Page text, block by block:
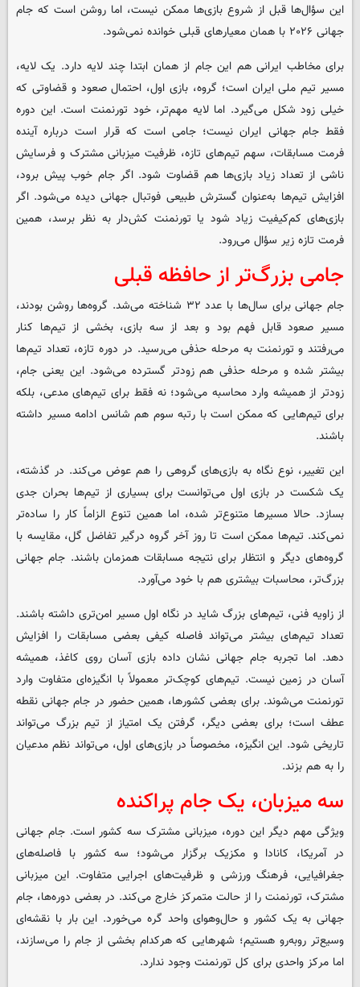
این سؤال‌ها قبل از شروع بازی‌ها ممکن نیست، اما روشن است که جام
جهانی ۲۰۲۶ با همان معیارهای قبلی خوانده نمی‌شود.
برای مخاطب ایرانی هم این جام از همان ابتدا چند لایه دارد. یک لایه،
مسیر تیم ملی ایران است؛ گروه، بازی اول، احتمال صعود و قضاوتی که
خیلی زود شکل می‌گیرد. اما لایه مهم‌تر، خود تورنمنت است. این دوره
فقط جام جهانی ایران نیست؛ جامی است که قرار است درباره آینده
فرمت مسابقات، سهم تیم‌های تازه، ظرفیت میزبانی مشترک و فرسایش
ناشی از تعداد زیاد بازی‌ها هم قضاوت شود. اگر جام خوب پیش برود،
افزایش تیم‌ها به‌عنوان گسترش طبیعی فوتبال جهانی دیده می‌شود. اگر
بازی‌های کم‌کیفیت زیاد شود یا تورنمنت کش‌دار به نظر برسد، همین
فرمت تازه زیر سؤال می‌رود.
جامی بزرگ‌تر از حافظه قبلی
جام جهانی برای سال‌ها با عدد ۳۲ شناخته می‌شد. گروه‌ها روشن بودند،
مسیر صعود قابل فهم بود و بعد از سه بازی، بخشی از تیم‌ها کنار
می‌رفتند و تورنمنت به مرحله حذفی می‌رسید. در دوره تازه، تعداد تیم‌ها
بیشتر شده و مرحله حذفی هم زودتر گسترده می‌شود. این یعنی جام،
زودتر از همیشه وارد محاسبه می‌شود؛ نه فقط برای تیم‌های مدعی، بلکه
برای تیم‌هایی که ممکن است با رتبه سوم هم شانس ادامه مسیر داشته
باشند.
این تغییر، نوع نگاه به بازی‌های گروهی را هم عوض می‌کند. در گذشته،
یک شکست در بازی اول می‌توانست برای بسیاری از تیم‌ها بحران جدی
بسازد. حالا مسیرها متنوع‌تر شده، اما همین تنوع الزاماً کار را ساده‌تر
نمی‌کند. تیم‌ها ممکن است تا روز آخر گروه درگیر تفاضل گل، مقایسه با
گروه‌های دیگر و انتظار برای نتیجه مسابقات همزمان باشند. جام جهانی
بزرگ‌تر، محاسبات بیشتری هم با خود می‌آورد.
از زاویه فنی، تیم‌های بزرگ شاید در نگاه اول مسیر امن‌تری داشته باشند.
تعداد تیم‌های بیشتر می‌تواند فاصله کیفی بعضی مسابقات را افزایش
دهد. اما تجربه جام جهانی نشان داده بازی آسان روی کاغذ، همیشه
آسان در زمین نیست. تیم‌های کوچک‌تر معمولاً با انگیزه‌ای متفاوت وارد
تورنمنت می‌شوند. برای بعضی کشورها، همین حضور در جام جهانی نقطه
عطف است؛ برای بعضی دیگر، گرفتن یک امتیاز از تیم بزرگ می‌تواند
تاریخی شود. این انگیزه، مخصوصاً در بازی‌های اول، می‌تواند نظم مدعیان
را به هم بزند.
سه میزبان، یک جام پراکنده
ویژگی مهم دیگر این دوره، میزبانی مشترک سه کشور است. جام جهانی
در آمریکا، کانادا و مکزیک برگزار می‌شود؛ سه کشور با فاصله‌های
جغرافیایی، فرهنگ ورزشی و ظرفیت‌های اجرایی متفاوت. این میزبانی
مشترک، تورنمنت را از حالت متمرکز خارج می‌کند. در بعضی دوره‌ها، جام
جهانی به یک کشور و حال‌وهوای واحد گره می‌خورد. این بار با نقشه‌ای
وسیع‌تر روبه‌رو هستیم؛ شهرهایی که هرکدام بخشی از جام را می‌سازند،
اما مرکز واحدی برای کل تورنمنت وجود ندارد.